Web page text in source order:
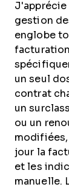
gestion
englobe
un seul
contrat
un
ou un
jour la
et les
manuelle.